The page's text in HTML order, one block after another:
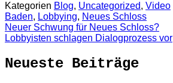
Kategorien Blog, Uncategorized, Video
Baden, Lobbying, Neues Schloss
Neuer Schwung für Neues Schloss?
Lobbyisten schlagen Dialogprozess vor
Neueste Beiträge